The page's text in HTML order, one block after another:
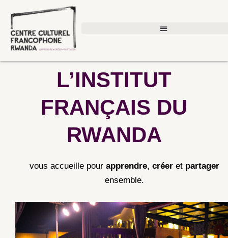
contenu
L’INSTITUT
FRANÇAIS DU
RWANDA
vous accueille pour apprendre, créeret partager
ensemble.